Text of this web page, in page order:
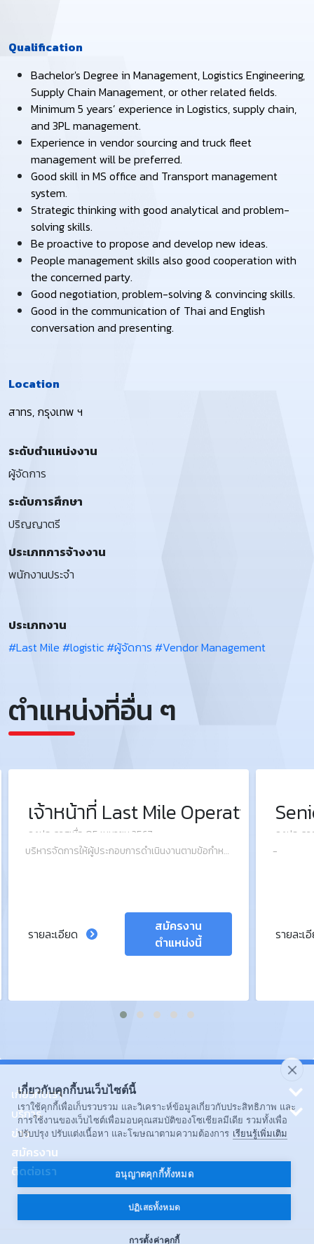
Qualification
Bachelor's Degree in Management, Logistics Engineering,
Supply Chain Management, or other related fields.
Minimum 5 years’ experience in Logistics, supply chain,
and 3PL management.
Experience in vendor sourcing and truck fleet
management will be preferred.
Good skill in MS office and Transport management
system.
Strategic thinking with good analytical and problem-
solving skills.
Be proactive to propose and develop new ideas.
People management skills also good cooperation with
the concerned party.
Good negotiation, problem-solving & convincing skills.
Good in the communication of Thai and English
conversation and presenting.
Location
สาทร, กรุงเทพ ฯ
ระดับตำแหน่งงาน
ผู้จัดการ
ระดับการศึกษา
ปริญญาตรี
ประเภทการจ้างงาน
พนักงานประจำ
ประเภทงาน
#Last Mile #logistic#ผู้จัดการ #Vendor Management
ตำแหน่งที่อื่น ๆ
BD Manager
เจ้าหน้าที่ Last Mile Operation
ลงประกาศเมื่อ 05 เมษายน 2567
บริหารจัดการให้ผู้ประกอบการดำเนินงานตามข้อกำหนดภายใต้สัญญาว่าจ้างที่กำหนดอย่างมีประสิทธิภาพและประสิทธิผล
รายละเอียด
สมัครงาน
ตำแหน่งนี้
ลงประก
-
รายละเ
เกี่ยวกับเรา
บริการ
ข่าว
สมัครงาน
ติดต่อเรา
เกี่ยวกับคุกกี้บนเว็บไซต์นี้
เราใช้คุกกี้เพื่อเก็บรวบรวม และวิเคราะห์ข้อมูลเกี่ยวกับประสิทธิภาพ และ
การใช้งานของเว็บไซต์เพื่อมอบคุณสมบัติของโซเชียลมีเดีย รวมทั้งเพื่อ
ปรับปรุง ปรับแต่งเนื้อหา และโฆษณาตามความต้องการ เรียนรู้เพิ่มเติม
อนุญาตคุกกี้ทั้งหมด
ปฏิเสธทั้งหมด
การตั้งค่าคุกกี้